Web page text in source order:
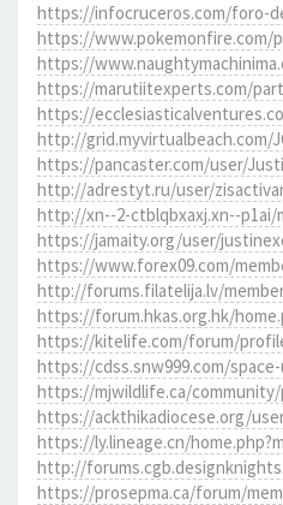
https://infocruceros.com/foro-
https://www.pokemonfire.com/
https://
https://marutiitexperts.com/
https://
http://grid.myvirtualbeach.com/
https://pancaster.com/user/
http://adrestyt.ru/user/
http://xn--2-ctblqbxaxj.xn--p1ai/
https://jamaity.org/user/
https://www.forex09.com/
http://forums.filatelija.lv/
https://forum.hkas.org.hk/
https://kitelife.com/forum/
https://cdss.snw999.com/space-
https://mjwildlife.ca/
https://ackthikadiocese.org/
https://ly.lineage.cn/
http://
https://prosepma.ca/forum/